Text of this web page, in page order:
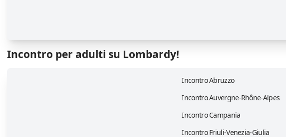
Incontro per adulti su Lombardy!
Incontro Abruzzo
Incontro Auvergne-Rhône-Alpes
Incontro Campania
Incontro Friuli-Venezia-Giulia